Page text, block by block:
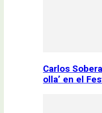
Carlos
olla’ en el